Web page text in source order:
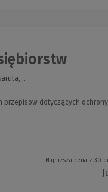
dotyczących
Najniższa cena z 30